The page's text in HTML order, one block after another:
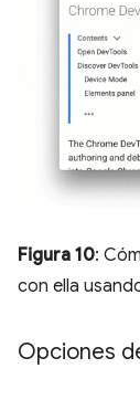
Figura 10:
con ella
Opciones